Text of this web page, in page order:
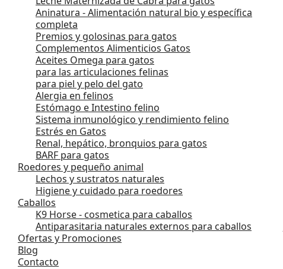
Aninatura - Alimentación natural bio y específica
completa
Premios y golosinas para gatos
Complementos Alimenticios Gatos
Aceites Omega para gatos
para las articulaciones felinas
para piel y pelo del gato
Alergia en felinos
Estómago e Intestino felino
Sistema inmunológico y rendimiento felino
Estrés en Gatos
Renal, hepático, bronquios para gatos
BARF para gatos
Roedores y pequeño animal
Lechos y sustratos naturales
Higiene y cuidado para roedores
Caballos
K9 Horse - cosmetica para caballos
Antiparasitaria naturales externos para caballos
Ofertas y Promociones
Blog
Contacto